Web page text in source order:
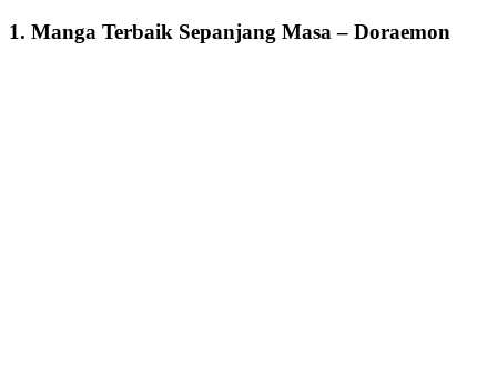
1. Manga Terbaik Sepanjang Masa – Doraemon